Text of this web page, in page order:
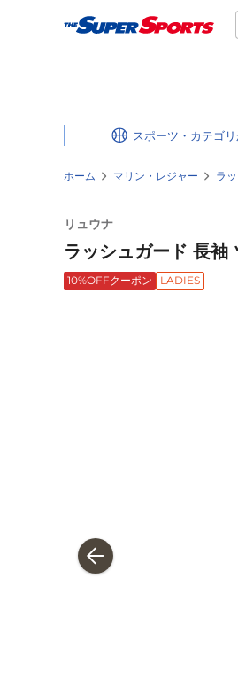
スポーツ・カテゴリ
ホーム マリン・レジャー ラ
リュウナ
ラッシュガード 長
10%OFFクーポン LADIES